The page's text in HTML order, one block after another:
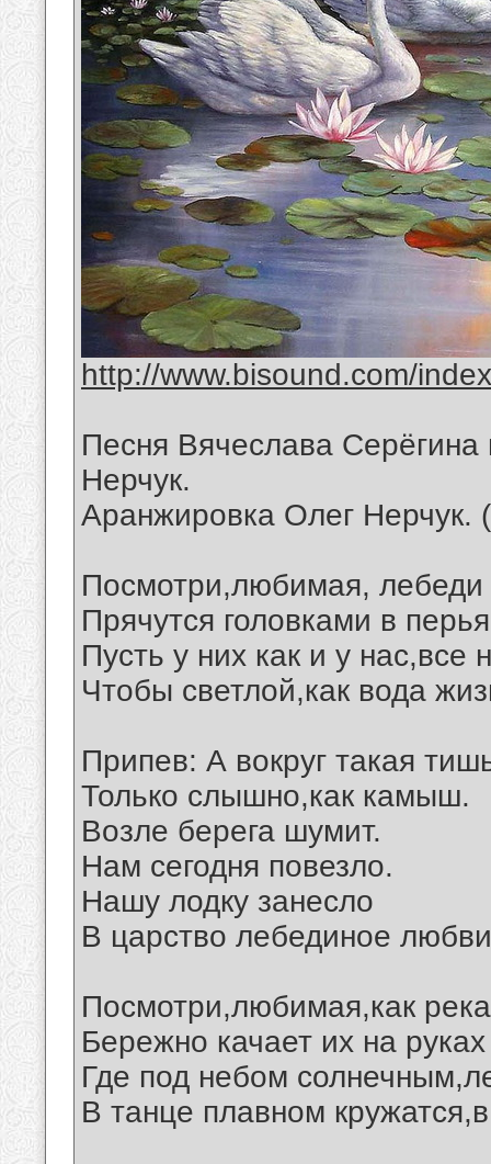
http://www.bisound.com/
Песня Вячеслава
Нерчук.
Аранжировка Олег Нерчук.
Посмотри,любимая, лебеди
Прячутся головками в
Пусть у них как и у нас,все
Чтобы светлой,как вода
Припев: А вокруг такая
Только слышно,как камыш.
Возле берега шумит.
Нам сегодня повезло.
Нашу лодку занесло
В царство лебединое
Посмотри,любимая,как
Бережно качает их на
Где под небом
В танце плавном